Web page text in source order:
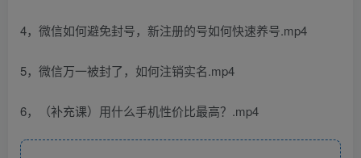
4，微信如何避免封号，新注册的号如何快速养号.mp4
5，微信万一被封了，如何注销实名.mp4
6，（补充课）用什么手机性价比最高？.mp4